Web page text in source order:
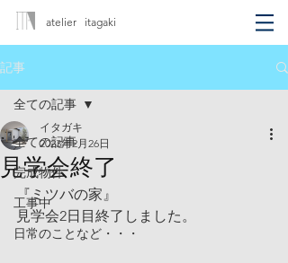
atelier itagaki
記事
全ての記事
完成物件
工事中
日常のことなど・・・
全ての記事
見学会終了
イタガキ
2023年2月26日
『ミツバの家』
見学会2日目終了しました。